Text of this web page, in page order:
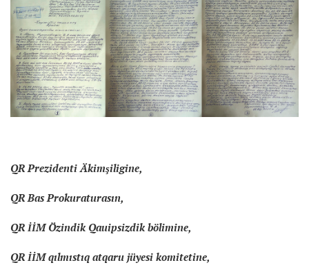
QR Prezidenti Äkimşiligine,
QR Bas Prokuraturasın,
QR İİM Özindik Qauipsizdik bölimine,
QR İİM qılmıstıq atqaru jüyesi komitetine,